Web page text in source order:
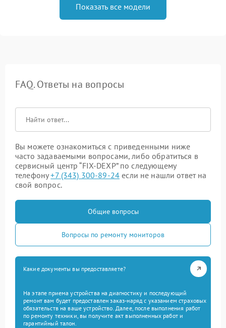
Показать все модели
FAQ. Ответы на вопросы
Вы можете ознакомиться с приведенными ниже
часто задаваемыми вопросами, либо обратиться в
сервисный центр “FIX-DEXP” по следующему
телефону+7 (343) 300-89-24 если не нашли ответ на
свой вопрос.
Общие вопросы
Вопросы по ремонту мониторов
Какие документы вы предоставляете?
На этапе приема устройства на диагностику и последующий
ремонт вам будет предоставлен заказ-наряд с указанием страховых
обязательств на ваше устройство. Далее, после выполнения работ
по ремонту техники, вы получите акт выполненных работ и
гарантийный талон.